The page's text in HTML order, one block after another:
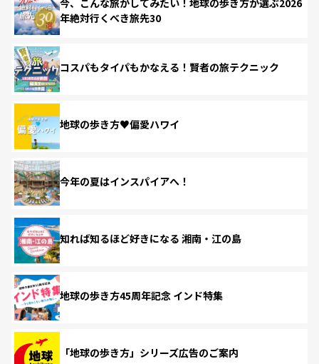
年絶対行くべき旅先30
コスパもタイパもかなえる！賢者の旅テクニック
地球の歩き方♥偏愛ハワイ
今年の夏はインスパイアへ！
知れば知るほど好きになる 湘南・江の島
地球の歩き方45周年記念 インド特集
「地球の歩き方」シリーズ広告のご案内